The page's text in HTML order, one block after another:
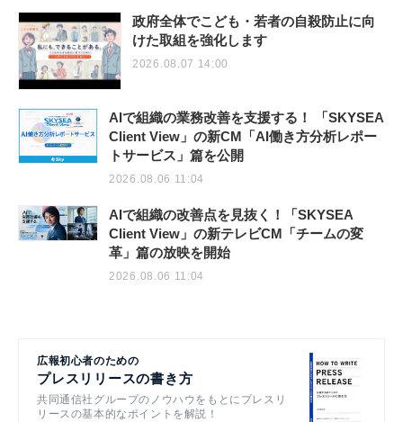
政府全体でこども・若者の自殺防止に向
けた取組を強化します
2026.08.07 14:00
AIで組織の業務改善を支援する！ 「SKYSEA
Client View」の新CM「AI働き方分析レポー
トサービス」篇を公開
2026.08.06 11:04
AIで組織の改善点を見抜く！「SKYSEA
Client View」の新テレビCM「チームの変
革」篇の放映を開始
2026.08.06 11:04
広報初心者のための
プレスリリースの書き方
共同通信社グループのノウハウをもとにプレスリ
リースの基本的なポイントを解説！